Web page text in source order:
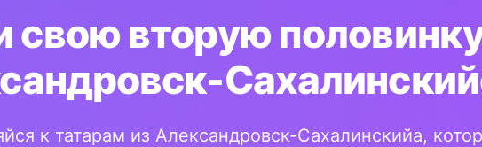
свою вторую
к татарам из Александровск-Сахалинскийа,